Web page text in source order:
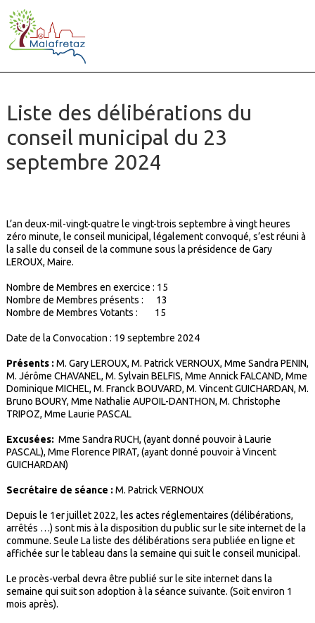
Liste des délibérations du
conseil municipal du 23
septembre 2024
L’an deux-mil-vingt-quatre le vingt-trois septembre à vingt heures
zéro minute, le conseil municipal, légalement convoqué, s’est réuni à
la salle du conseil de la commune sous la présidence de Gary
LEROUX, Maire.
Nombre de Membres en exercice : 15
Nombre de Membres présents : 13
Nombre de Membres Votants : 15
Date de la Convocation : 19 septembre 2024
Présents : M. Gary LEROUX, M. Patrick VERNOUX, Mme Sandra PENIN,
M. Jérôme CHAVANEL, M. Sylvain BELFIS, Mme Annick FALCAND, Mme
Dominique MICHEL, M. Franck BOUVARD, M. Vincent GUICHARDAN, M.
Bruno BOURY, Mme Nathalie AUPOIL-DANTHON, M. Christophe
TRIPOZ, Mme Laurie PASCAL
Excusées: Mme Sandra RUCH, (ayant donné pouvoir à Laurie
PASCAL), Mme Florence PIRAT, (ayant donné pouvoir à Vincent
GUICHARDAN)
Secrétaire de séance : M. Patrick VERNOUX
Depuis le 1er juillet 2022, les actes réglementaires (délibérations,
arrêtés …) sont mis à la disposition du public sur le site internet de la
commune. Seule La liste des délibérations sera publiée en ligne et
affichée sur le tableau dans la semaine qui suit le conseil municipal.
Le procès-verbal devra être publié sur le site internet dans la
semaine qui suit son adoption à la séance suivante. (Soit environ 1
mois après).